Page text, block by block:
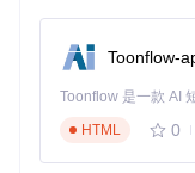
运行项目根目
等待脚本执行
确认
目录
复，可运行
Toonflow-
HTML
0